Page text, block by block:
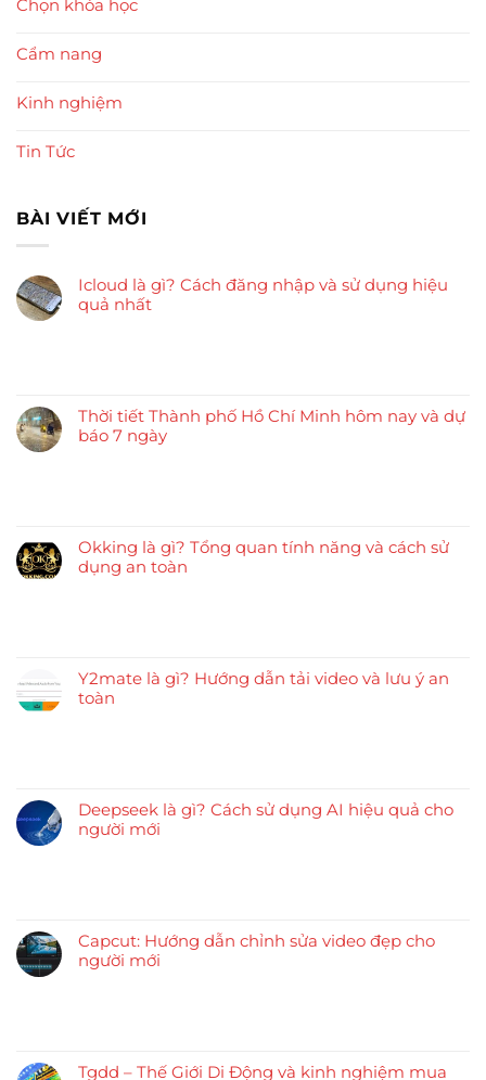
Chọn khóa học
Cẩm nang
Kinh nghiệm
Tin Tức
BÀI VIẾT MỚI
Icloud là gì? Cách đăng nhập và sử dụng hiệu
quả nhất
Thời tiết Thành phố Hồ Chí Minh hôm nay và dự
báo 7 ngày
Okking là gì? Tổng quan tính năng và cách sử
dụng an toàn
Y2mate là gì? Hướng dẫn tải video và lưu ý an
toàn
Deepseek là gì? Cách sử dụng AI hiệu quả cho
người mới
Capcut: Hướng dẫn chỉnh sửa video đẹp cho
người mới
Tgdd – Thế Giới Di Động và kinh nghiệm mua